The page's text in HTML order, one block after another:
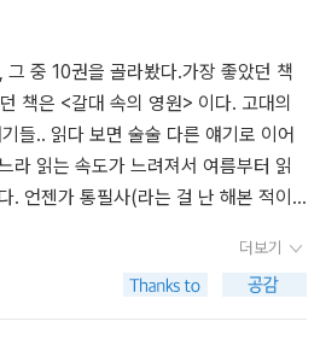
은 아마도 그것일 터다. - 17,해제10년
인 다수의 여성들이 자신들에게는 동
가 필요하다고, 남녀평등헌법수정안이
지 않고 낙태할 권리가 필요하다고, 출
이 필요하다고, 적당한 수준의 보육 서
성들은 지금까지 이 중 어떤 것도 누리
여성의 권리를 쟁취하기 위한 전투에
’했다는 것인가? - 39, 1장 그건 페미
졌을 때 터져 나왔다. 이는 여성들이 결
Is Missing> - 초1 추천 영
다락방에서> - 이거,, <공부머리 독서
샀습니다. 그런데 읽다 보니 좀 무서운
하니 들어가 있네요 ㅋㅋ 무서운 거 좋
ㅋ 밤중에 거울에 비친 자기 모습 보고
주의를 요합니다. <루이의 특별한 하
용도 좋고 재밌습니다. <학교에 간 사
습니다. <한밤중 톰의 정원에서>는 제목
샀는데 글밥이 엄청나요. 고학년용 ㅋ
이라 해서 샀고 첫쨰가 잘 읽었습니다.
중 10권을 골라봤다.가장 좋았던 책
책은 <갈대 속의 영원> 이다. 고대의
들.. 읽다 보면 술술 다른 얘기로 이어
라 읽는 속도가 느려져서 여름부터 읽
. 언젠가 통필사(라는 걸 난 해본 적이
만 좋았던 책. 이 책도 많이 필사하며 읽
하겠지만 나에게 중요한 걸 먼저 하고
느끼는 압박감을 줄여보겠다는 생각을
더보기